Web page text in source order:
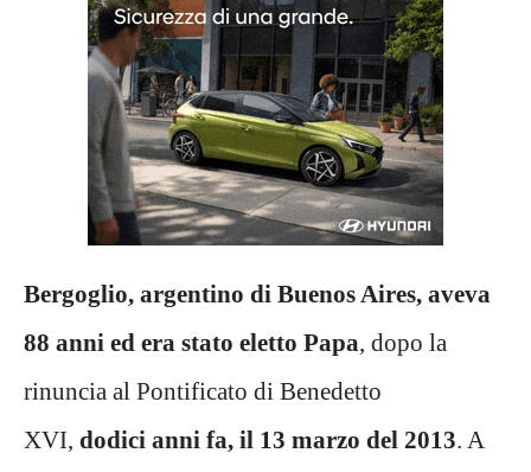
Bergoglio, argentino di Buenos Aires, aveva
88 anni ed era stato eletto Papa, dopo la
rinuncia al Pontificato di Benedetto
XVI, dodici anni fa, il 13 marzo del 2013. A